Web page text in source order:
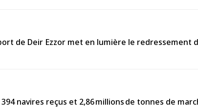
de Deir Ezzor met en lumière le redressement
navires reçus et 2,86 millions de tonnes de